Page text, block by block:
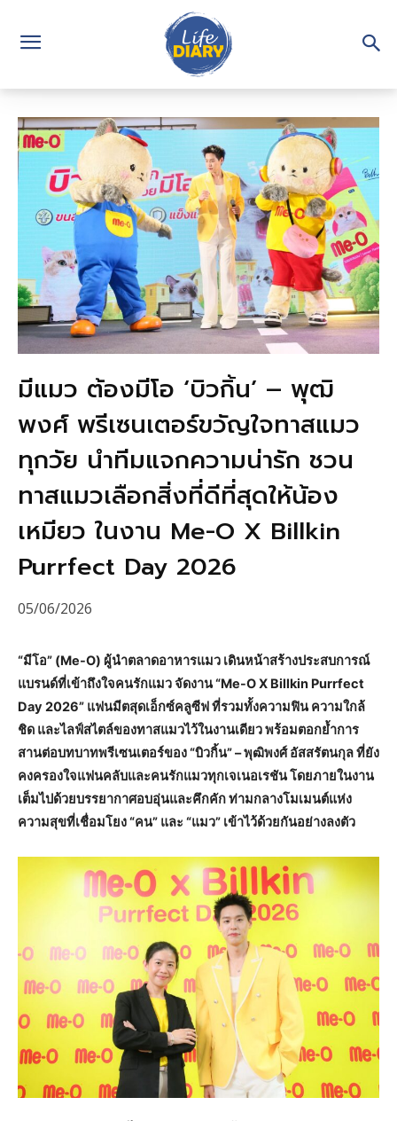
มีแมว ต้องมีโอ ‘บิวกิ้น’ – พุฒิ
พงศ์ พรีเซนเตอร์ขวัญใจทาสแมว
ทุกวัย นำทีมแจกความน่ารัก ชวน
ทาสแมวเลือกสิ่งที่ดีที่สุดให้น้อง
เหมียว ในงาน Me-O X Billkin
Purrfect Day 2026
05/06/2026
“มีโอ” (Me-O) ผู้นำตลาดอาหารแมว เดินหน้าสร้างประสบการณ์
แบรนด์ที่เข้าถึงใจคนรักแมว จัดงาน “Me-O X Billkin Purrfect
Day 2026” แฟนมีตสุดเอ็กซ์คลูซีฟ ที่รวมทั้งความฟิน ความใกล้
ชิด และไลฟ์สไตล์ของทาสแมวไว้ในงานเดียว พร้อมตอกย้ำการ
สานต่อบทบาทพรีเซนเตอร์ของ “บิวกิ้น” – พุฒิพงศ์ อัสสรัตนกุล ที่ยัง
คงครองใจแฟนคลับและคนรักแมวทุกเจเนอเรชัน โดยภายในงาน
เต็มไปด้วยบรรยากาศอบอุ่นและคึกคัก ท่ามกลางโมเมนต์แห่ง
ความสุขที่เชื่อมโยง “คน” และ “แมว” เข้าไว้ด้วยกันอย่างลงตัว